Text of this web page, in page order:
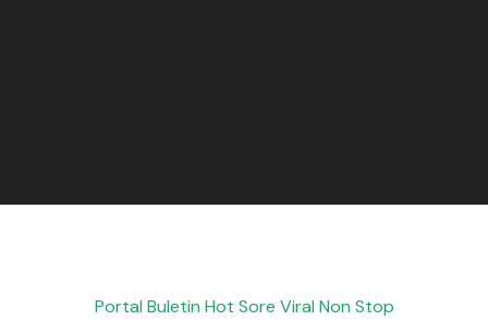
Portal Buletin Hot Sore Viral Non Stop